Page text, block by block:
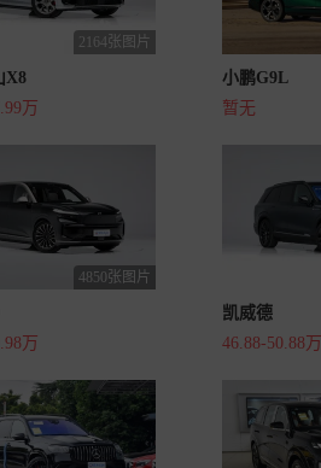
2164张图片
X8
万
小鹏G9L
暂无
4850张图片
万
凯威德
46.88-50.88万